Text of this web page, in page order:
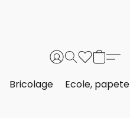
Bricolage Ecole,